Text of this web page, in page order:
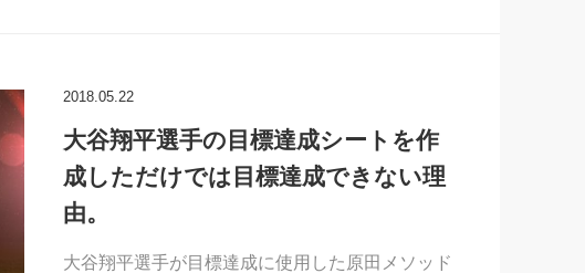
2018.05.22
大谷翔平選手の目標達成シートを作
成しただけでは目標達成できない理
由。
大谷翔平選手が目標達成に使用した原田メソッド